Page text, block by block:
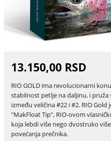
13.150,00 RSD
RIO GOLD ima revolucionarni
stabilnost petlje na daljinu, i
između veličina #22 i #2. RIO
"MakFloat Tip", RIO-ovom
koja lebdi više nego dvostruko
povećanja prečnika.